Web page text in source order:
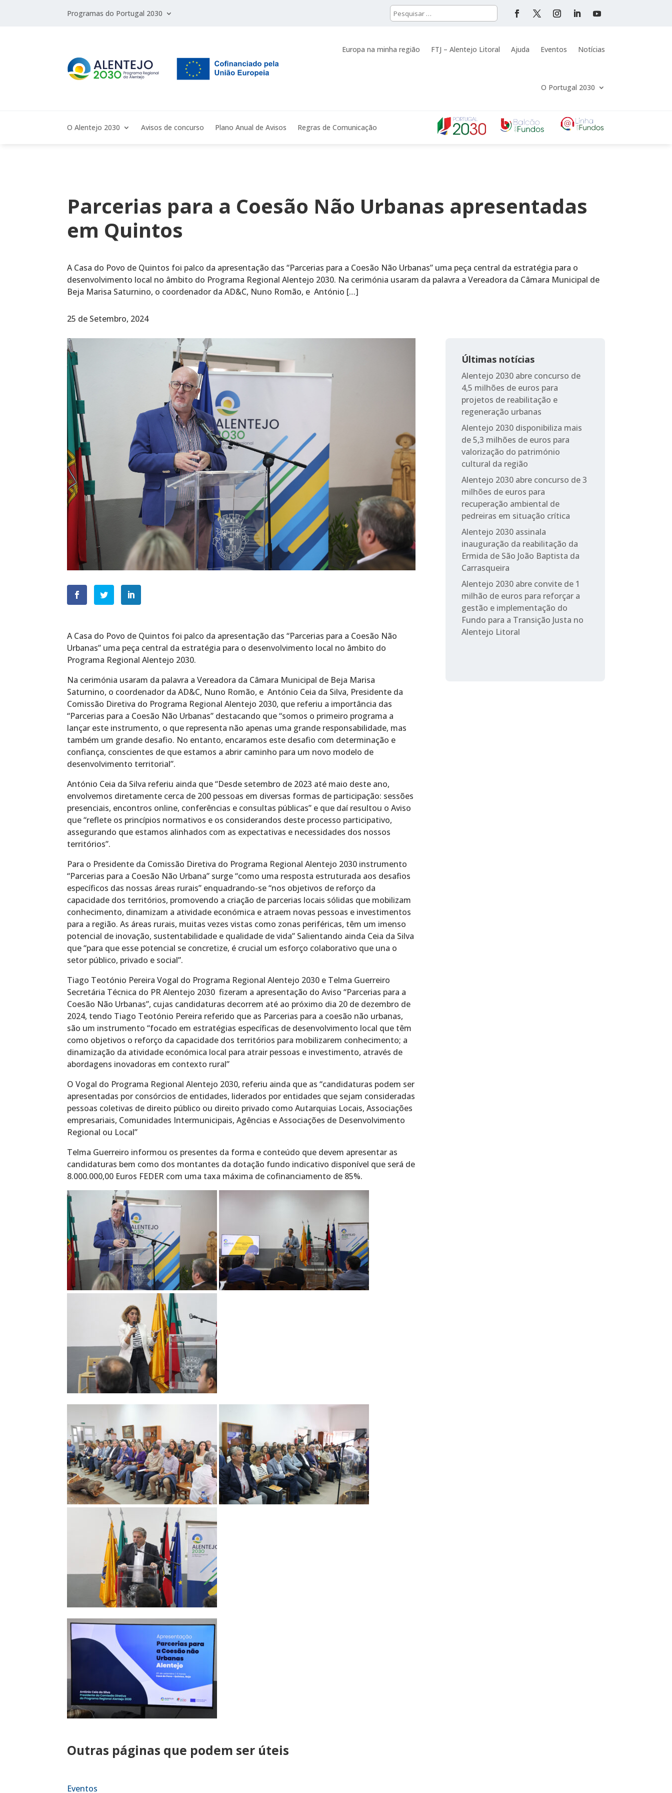
Programas do Portugal 2030
Europa na minha região FTJ – Alentejo Litoral Ajuda Eventos Notícias
O Portugal 2030
O Alentejo 2030 Avisos de concurso Plano Anual de Avisos Regras de Comunicação
Parcerias para a Coesão Não Urbanas apresentadas
em Quintos
A Casa do Povo de Quintos foi palco da apresentação das “Parcerias para a Coesão Não Urbanas” uma peça central da estratégia para o
desenvolvimento local no âmbito do Programa Regional Alentejo 2030. Na cerimónia usaram da palavra a Vereadora da Câmara Municipal de
Beja Marisa Saturnino, o coordenador da AD&C, Nuno Romão, e António […]
25 de Setembro, 2024
A Casa do Povo de Quintos foi palco da apresentação das “Parcerias para a Coesão Não
Urbanas” uma peça central da estratégia para o desenvolvimento local no âmbito do
Programa Regional Alentejo 2030.
Na cerimónia usaram da palavra a Vereadora da Câmara Municipal de Beja Marisa
Saturnino, o coordenador da AD&C, Nuno Romão, e António Ceia da Silva, Presidente da
Comissão Diretiva do Programa Regional Alentejo 2030, que referiu a importância das
“Parcerias para a Coesão Não Urbanas” destacando que “somos o primeiro programa a
lançar este instrumento, o que representa não apenas uma grande responsabilidade, mas
também um grande desafio. No entanto, encaramos este desafio com determinação e
confiança, conscientes de que estamos a abrir caminho para um novo modelo de
desenvolvimento territorial”.
António Ceia da Silva referiu ainda que “Desde setembro de 2023 até maio deste ano,
envolvemos diretamente cerca de 200 pessoas em diversas formas de participação: sessões
presenciais, encontros online, conferências e consultas públicas” e que daí resultou o Aviso
que “reflete os princípios normativos e os considerandos deste processo participativo,
assegurando que estamos alinhados com as expectativas e necessidades dos nossos
territórios”.
Para o Presidente da Comissão Diretiva do Programa Regional Alentejo 2030 instrumento
“Parcerias para a Coesão Não Urbana” surge “como uma resposta estruturada aos desafios
específicos das nossas áreas rurais” enquadrando-se “nos objetivos de reforço da
capacidade dos territórios, promovendo a criação de parcerias locais sólidas que mobilizam
conhecimento, dinamizam a atividade económica e atraem novas pessoas e investimentos
para a região. As áreas rurais, muitas vezes vistas como zonas periféricas, têm um imenso
potencial de inovação, sustentabilidade e qualidade de vida” Salientando ainda Ceia da Silva
que “para que esse potencial se concretize, é crucial um esforço colaborativo que una o
setor público, privado e social”.
Tiago Teotónio Pereira Vogal do Programa Regional Alentejo 2030 e Telma Guerreiro
Secretária Técnica do PR Alentejo 2030 fizeram a apresentação do Aviso “Parcerias para a
Coesão Não Urbanas”, cujas candidaturas decorrem até ao próximo dia 20 de dezembro de
2024, tendo Tiago Teotónio Pereira referido que as Parcerias para a coesão não urbanas,
são um instrumento “focado em estratégias específicas de desenvolvimento local que têm
como objetivos o reforço da capacidade dos territórios para mobilizarem conhecimento; a
dinamização da atividade económica local para atrair pessoas e investimento, através de
abordagens inovadoras em contexto rural”
O Vogal do Programa Regional Alentejo 2030, referiu ainda que as “candidaturas podem ser
apresentadas por consórcios de entidades, liderados por entidades que sejam consideradas
pessoas coletivas de direito público ou direito privado como Autarquias Locais, Associações
empresariais, Comunidades Intermunicipais, Agências e Associações de Desenvolvimento
Regional ou Local”
Telma Guerreiro informou os presentes da forma e conteúdo que devem apresentar as
candidaturas bem como dos montantes da dotação fundo indicativo disponível que será de
8.000.000,00 Euros FEDER com uma taxa máxima de cofinanciamento de 85%.
Últimas notícias
Alentejo 2030 abre concurso de
4,5 milhões de euros para
projetos de reabilitação e
regeneração urbanas
Alentejo 2030 disponibiliza mais
de 5,3 milhões de euros para
valorização do património
cultural da região
Alentejo 2030 abre concurso de 3
milhões de euros para
recuperação ambiental de
pedreiras em situação crítica
Alentejo 2030 assinala
inauguração da reabilitação da
Ermida de São João Baptista da
Carrasqueira
Alentejo 2030 abre convite de 1
milhão de euros para reforçar a
gestão e implementação do
Fundo para a Transição Justa no
Alentejo Litoral
Outras páginas que podem ser úteis
Eventos